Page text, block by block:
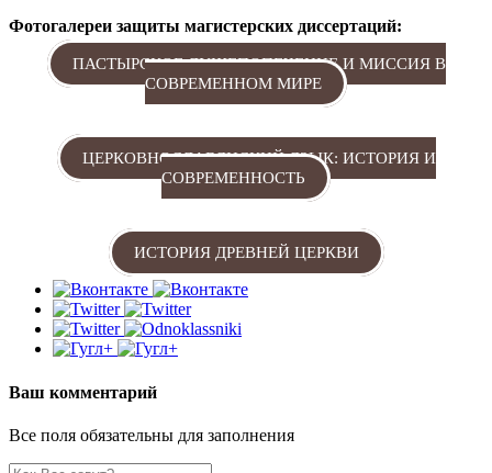
Фотогалереи защиты магистерских диссертаций:
ПАСТЫРСКОЕ ДУШЕПОПЕЧЕНИЕ И МИССИЯ В
СОВРЕМЕННОМ МИРЕ
ЦЕРКОВНОСЛАВЯНСКИЙ ЯЗЫК: ИСТОРИЯ И
СОВРЕМЕННОСТЬ
ИСТОРИЯ ДРЕВНЕЙ ЦЕРКВИ
Ваш комментарий
Все поля обязательны для заполнения